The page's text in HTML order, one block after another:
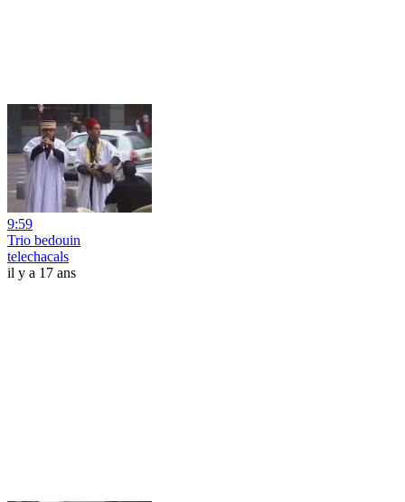
9:59
Trio bedouin
telechacals
il y a 17 ans